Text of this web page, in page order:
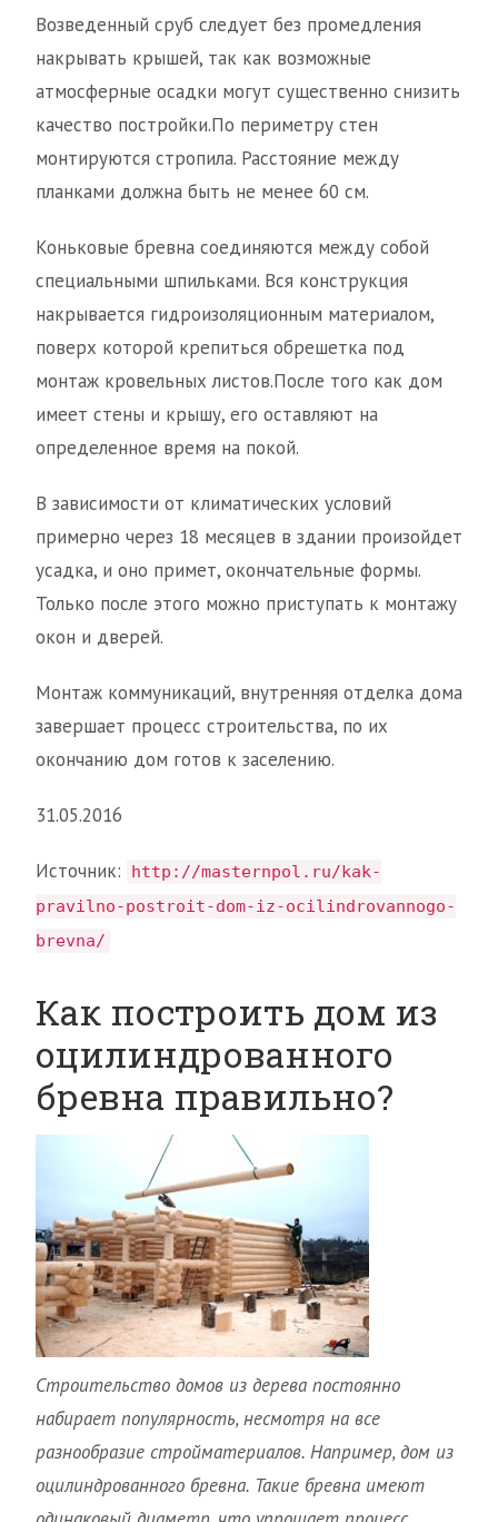
Возведенный сруб следует без промедления
накрывать крышей, так как возможные
атмосферные осадки могут существенно снизить
качество постройки.По периметру стен
монтируются стропила. Расстояние между
планками должна быть не менее 60 см.
Коньковые бревна соединяются между собой
специальными шпильками. Вся конструкция
накрывается гидроизоляционным материалом,
поверх которой крепиться обрешетка под
монтаж кровельных листов.После того как дом
имеет стены и крышу, его оставляют на
определенное время на покой.
В зависимости от климатических условий
примерно через 18 месяцев в здании произойдет
усадка, и оно примет, окончательные формы.
Только после этого можно приступать к монтажу
окон и дверей.
Монтаж коммуникаций, внутренняя отделка дома
завершает процесс строительства, по их
окончанию дом готов к заселению.
31.05.2016
Источник:
http://masternpol.ru/kak-
pravilno-postroit-dom-iz-ocilindrovannogo-
brevna/
Как построить дом из
оцилиндрованного
бревна правильно?
Строительство домов из дерева постоянно
набирает популярность, несмотря на все
разнообразие стройматериалов. Например, дом из
оцилиндрованного бревна. Такие бревна имеют